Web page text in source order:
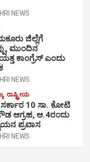
NEWS
ಜಿಲ್ಲೆಗೆ
ಮುಂದಿನ
ಕಾಂಗ್ರೆಸ್ ಎಂದು
NEWS
ರಾಷ್ಟ್ರೀಯ
10 ಸಾ. ಕೋಟಿ
ಆಗ್ರಹ, ಆ.4ರಂದು
ಪ್ರವಾಸ
NEWS